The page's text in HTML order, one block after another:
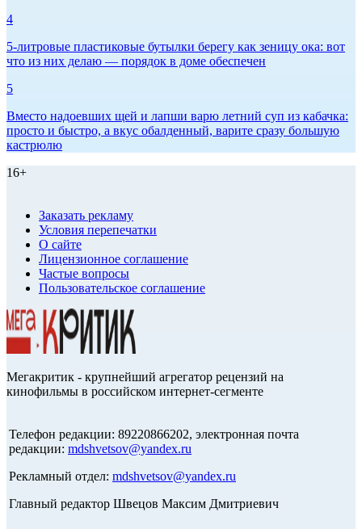
4
5-литровые пластиковые бутылки берегу как зеницу ока: вот
что из них делаю — порядок в доме обеспечен
5
Вместо надоевших щей и лапши варю летний суп из кабачка:
просто и быстро, а вкус обалденный, варите сразу большую
кастрюлю
16+
Заказать рекламу
Условия перепечатки
О сайте
Лицензионное соглашение
Частые вопросы
Пользовательское соглашение
Мегакритик - крупнейший агрегатор рецензий на
кинофильмы в российском интернет-сегменте
Телефон редакции: 89220866202, электронная почта
редакции: mdshvetsov@yandex.ru
Рекламный отдел: mdshvetsov@yandex.ru
Главный редактор Швецов Максим Дмитриевич